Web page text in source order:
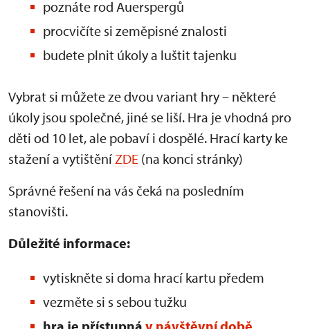
poznáte rod Auerspergů
procvičíte si zeměpisné znalosti
budete plnit úkoly a luštit tajenku
Vybrat si můžete ze dvou variant hry – některé
úkoly jsou společné, jiné se liší. Hra je vhodná pro
děti od 10 let, ale pobaví i dospělé. Hrací karty ke
stažení a vytištění ZDE (na konci stránky)
Správné řešení na vás čeká na posledním
stanovišti.
Důležité informace:
vytiskněte si doma hrací kartu předem
vezměte si s sebou tužku